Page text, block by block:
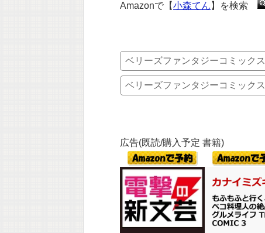
Amazonで【小森てん 】を検索
ベリーズファンタジーコミックス
ベリーズファンタジーコミックス
広告(既読/購入予定 書籍)